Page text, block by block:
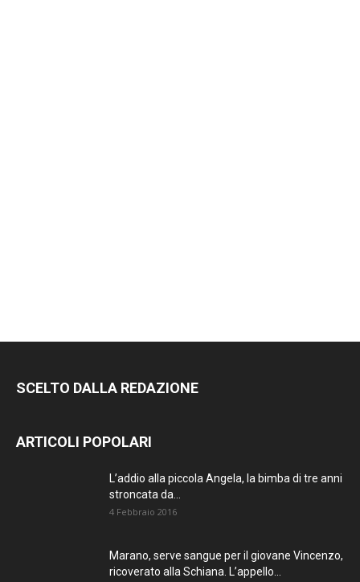
SCELTO DALLA REDAZIONE
ARTICOLI POPOLARI
L’addio alla piccola Angela, la bimba di tre anni
stroncata da...
4 Febbraio 2016
Marano, serve sangue per il giovane Vincenzo,
ricoverato alla Schiana. L’appello...